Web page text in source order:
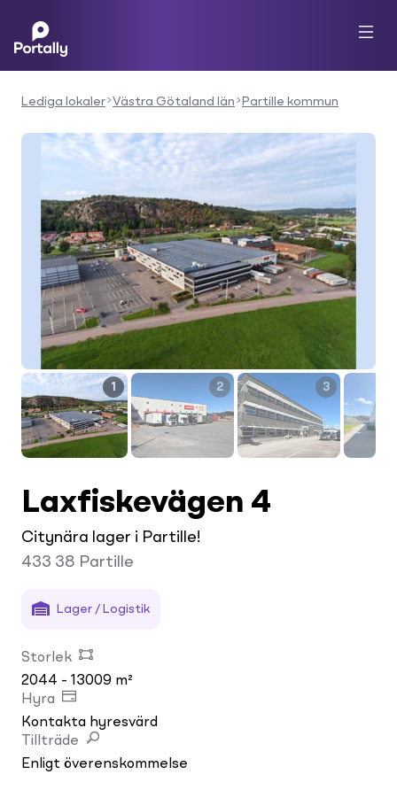
Lediga lokaler Västra Götaland län Partille kommun
1 2 3
Laxfiskevägen 4
Citynära lager i Partille!
433 38 Partille
Lager / Logistik
Storlek
2044 - 13009 m²
Hyra
Kontakta hyresvärd
Tillträde
Enligt överenskommelse